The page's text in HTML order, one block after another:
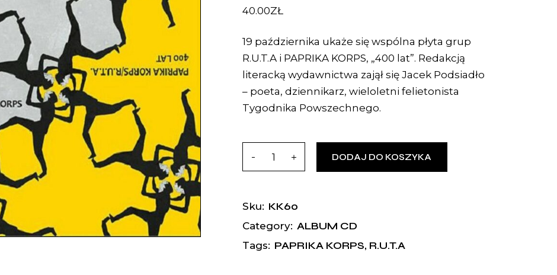
40.00ZŁ
19 października ukaże się wspólna płyta grup
R.U.T.A i PAPRIKA KORPS, „400 lat”. Redakcją
literacką wydawnictwa zajął się Jacek Podsiadło
– poeta, dziennikarz, wieloletni felietonista
Tygodnika Powszechnego.
DODAJ DO KOSZYKA
Sku: KK60
Category: ALBUM CD
Tags: PAPRIKA KORPS, R.U.T.A